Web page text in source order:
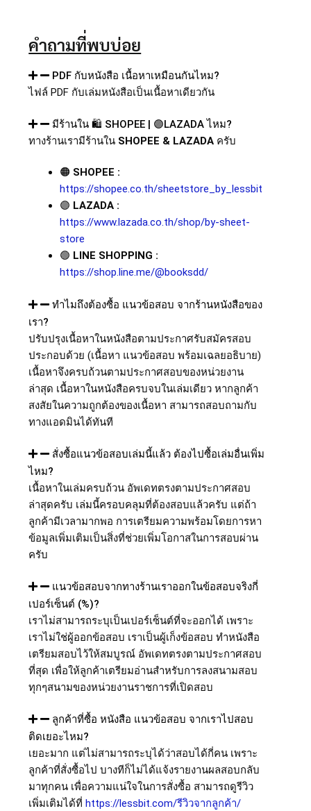
คำถามที่พบบ่อย
PDF กับหนังสือ เนื้อหาเหมือนกันไหม?
ไฟล์ PDF กับเล่มหนังสือเป็นเนื้อหาเดียวกัน
มีร้านใน 🛍️ SHOPEE | 🟣LAZADA ไหม?
ทางร้านเรามีร้านใน SHOPEE & LAZADA ครับ
🟠 SHOPEE :
https://shopee.co.th/sheetstore_by_lessbit
🟣 LAZADA :
https://www.lazada.co.th/shop/by-sheet-
store
🟢 LINE SHOPPING :
https://shop.line.me/@booksdd/
ทำไมถึงต้องซื้อ แนวข้อสอบ จากร้านหนังสือของ
เรา?
ปรับปรุงเนื้อหาในหนังสือตามประกาศรับสมัครสอบ
ประกอบด้วย (เนื้อหา แนวข้อสอบ พร้อมเฉลยอธิบาย)
เนื้อหาจึงครบถ้วนตามประกาศสอบของหน่วยงาน
ล่าสุด เนื้อหาในหนังสือครบจบในเล่มเดียว หากลูกค้า
สงสัยในความถูกต้องของเนื้อหา สามารถสอบถามกับ
ทางแอดมินได้ทันที
สั่งซื้อแนวข้อสอบเล่มนี้แล้ว ต้องไปซื้อเล่มอื่นเพิ่ม
ไหม?
เนื้อหาในเล่มครบถ้วน อัพเดทตรงตามประกาศสอบ
ล่าสุดครับ เล่มนี้ครอบคลุมที่ต้องสอบแล้วครับ แต่ถ้า
ลูกค้ามีเวลามากพอ การเตรียมความพร้อมโดยการหา
ข้อมูลเพิ่มเติมเป็นสิ่งที่ช่วยเพิ่มโอกาสในการสอบผ่าน
ครับ
แนวข้อสอบจากทางร้านเราออกในข้อสอบจริงกี่
เปอร์เซ็นต์ (%)?
เราไม่สามารถระบุเป็นเปอร์เซ็นต์ที่จะออกได้ เพราะ
เราไม่ใช่ผู้ออกข้อสอบ เราเป็นผู้เก็งข้อสอบ ทำหนังสือ
เตรียมสอบไว้ให้สมบูรณ์ อัพเดทตรงตามประกาศสอบ
ที่สุด เพื่อให้ลูกค้าเตรียมอ่านสำหรับการลงสนามสอบ
ทุกๆสนามของหน่วยงานราชการที่เปิดสอบ
ลูกค้าที่ซื้อ หนังสือ แนวข้อสอบ จากเราไปสอบ
ติดเยอะไหม?
เยอะมาก แต่ไม่สามารถระบุได้ว่าสอบได้กี่คน เพราะ
ลูกค้าที่สั่งซื้อไป บางทีก็ไม่ได้แจ้งรายงานผลสอบกลับ
มาทุกคน เพื่อความแน่ใจในการสั่งซื้อ สามารถดูรีวิว
เพิ่มเติมได้ที่ https://lessbit.com/รีวิวจากลูกค้า/